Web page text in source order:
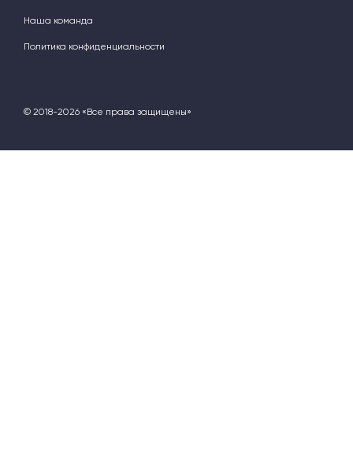
Наша команда
Политика конфиденциальности
© 2018-2026 «Все права защищены»